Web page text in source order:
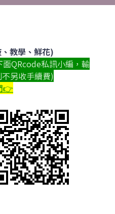
教學、鮮花)
QRcode私訊小編，輸
另收手續費)
👉